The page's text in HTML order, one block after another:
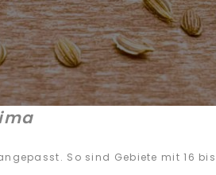
So sind Gebiete mit 16